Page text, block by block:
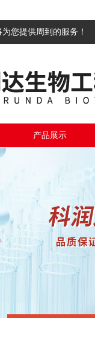
您提供周到的服务！
产品展示